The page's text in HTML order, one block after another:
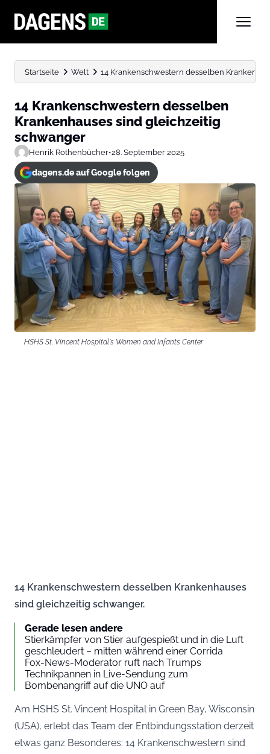
Startseite Welt 14 Krankenschwestern desselben
14 Krankenschwestern desselben
Krankenhauses sind gleichzeitig
schwanger
Henrik Rothenbücher•28. September 2025
dagens.de auf Google folgen
HSHS St. Vincent Hospital's Women and Infants Center
14 Krankenschwestern desselben Krankenhauses
sind gleichzeitig schwanger.
Gerade lesen andere
Stierkämpfer von Stier aufgespießt und in die Luft
geschleudert – mitten während einer Corrida
Fox-News-Moderator ruft nach Trumps
Technikpannen in Live-Sendung zum
Bombenangriff auf die UNO auf
Am HSHS St. Vincent Hospital in Green Bay, Wisconsin
(USA), erlebt das Team der Entbindungsstation derzeit
etwas ganz Besonderes: 14 Krankenschwestern sind